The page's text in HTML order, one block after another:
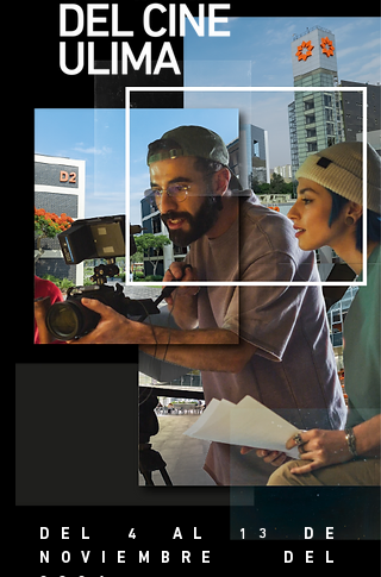
DEL 4 AL 13 DE
NOVIEMBRE DEL